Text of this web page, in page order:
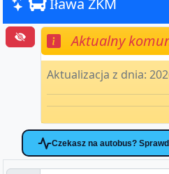
Iława ZKM
Aktualny
Aktualizacja z dnia:
Czekasz na autobus?